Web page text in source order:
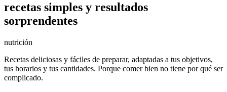
recetas simples y resultados
sorprendentes
nutrición
Recetas deliciosas y fáciles de preparar, adaptadas a tus objetivos,
tus horarios y tus cantidades. Porque comer bien no tiene por qué ser
complicado.